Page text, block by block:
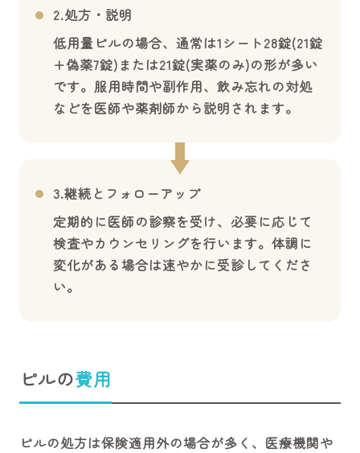
2.処方・説明
低用量ピルの場合、通常は1シート28錠(21錠
+偽薬7錠)または21錠(実薬のみ)の形が多い
です。服用時間や副作用、飲み忘れの対処
などを医師や薬剤師から説明されます。
3.継続とフォローアップ
定期的に医師の診察を受け、必要に応じて
検査やカウンセリングを行います。体調に
変化がある場合は速やかに受診してくださ
い。
ピルの費用
ピルの処方は保険適用外の場合が多く、医療機関や